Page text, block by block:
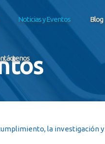
Noticias y Eventos Blog
la investigación y